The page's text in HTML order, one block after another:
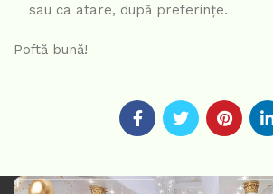
sau ca atare, după preferințe.
Poftă bună!